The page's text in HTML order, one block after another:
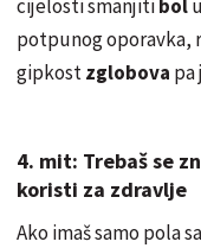
cijelosti smanjitibol
potpunog oporavka,
gipkostzglobova pa
4. mit: Trebaš se
koristi za zdravlje
Ako imaš samo pola